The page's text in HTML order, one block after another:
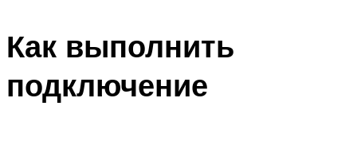
Как выполнить
подключение